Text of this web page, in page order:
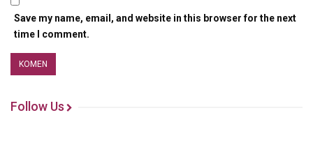
Save my name, email, and website in this browser for the next
time I comment.
Follow Us